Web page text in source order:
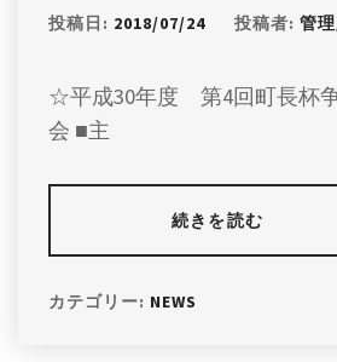
投稿日: 2018/07/24 投稿者: 管
☆平成30年度 第4回町長杯
会 ■主
続きを読む
カテゴリー: NEWS